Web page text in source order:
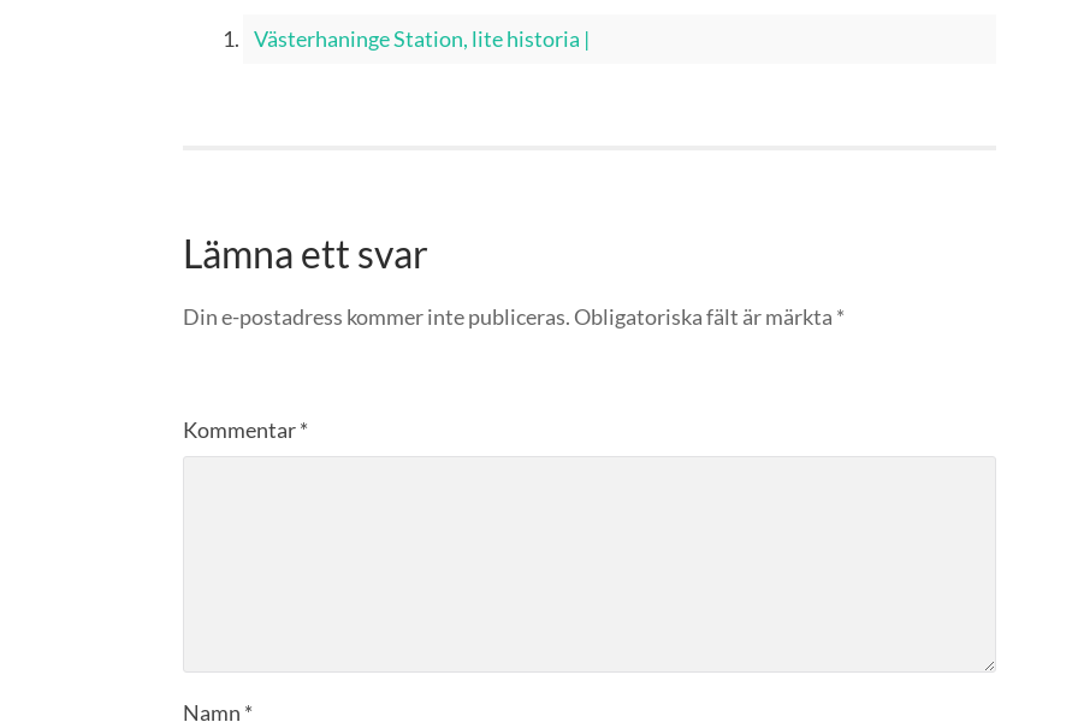
Västerhaninge Station, lite historia |
Lämna ett svar
Din e-postadress kommer inte publiceras.Obligatoriska fält är märkta *
Kommentar*
Namn *